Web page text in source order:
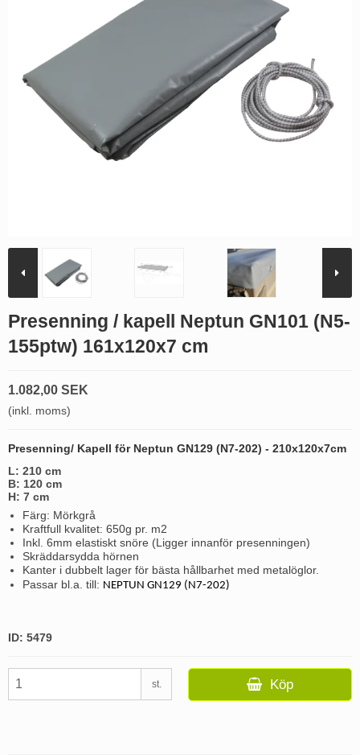
Presenning / kapell Neptun GN101 (N5-
155ptw) 161x120x7 cm
1.082,00 SEK
(inkl. moms)
Presenning/ Kapell för Neptun GN129 (N7-202) - 210x120x7cm
L: 210 cm
B: 120 cm
H: 7 cm
Färg: Mörkgrå
Kraftfull kvalitet: 650g pr. m2
Inkl. 6mm elastiskt snöre (Ligger innanför presenningen)
Skräddarsydda hörnen
Kanter i dubbelt lager för bästa hållbarhet med metalöglor.
Passar bl.a. till: NEPTUN GN129 (N7-202)
ID: 5479
st. Köp